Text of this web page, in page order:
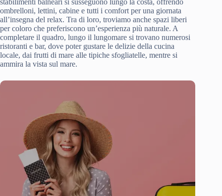
stabilimenti balneari si susseguono lungo la costa, offrendo
ombrelloni, lettini, cabine e tutti i comfort per una giornata
all’insegna del relax. Tra di loro, troviamo anche spazi liberi
per coloro che preferiscono un’esperienza più naturale. A
completare il quadro, lungo il lungomare si trovano numerosi
ristoranti e bar, dove poter gustare le delizie della cucina
locale, dai frutti di mare alle tipiche sfogliatelle, mentre si
ammira la vista sul mare.